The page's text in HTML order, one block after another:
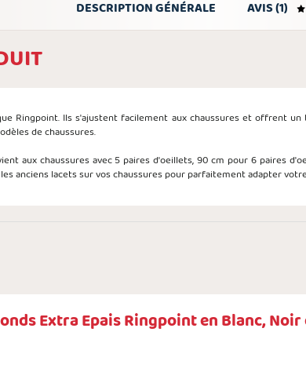
DESCRIPTION GÉNÉRALE AVIS (1)
Ringpoint.Ils s'ajustent facilement aux chaussures et offrent
de chaussures.
aux chaussures avec 5 paires d'oeillets, 90 cm pour 6 paires
anciens lacets sur vos chaussures pour parfaitement adapter
Extra Epais Ringpoint en Blanc,